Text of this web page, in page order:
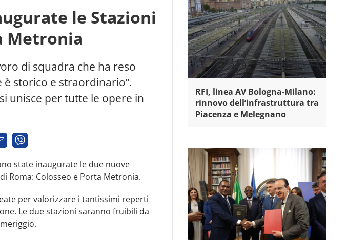
le Stazioni
Metronia
di squadra che ha reso
storico e straordinario”.
unisce per tutte le opere in
state inaugurate le due nuove
Roma: Colosseo e Porta Metronia.
per valorizzare i tantissimi reperti
Le due stazioni saranno fruibili da
RFI, linea AV Bologna-Milano:
rinnovo dell’infrastruttura tra
Piacenza e Melegnano